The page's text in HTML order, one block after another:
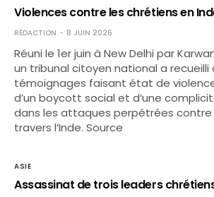
Violences contre les chrétiens en
RÉDACTION 8 JUIN 2026
Réuni le 1er juin à New Delhi par
un tribunal citoyen national a recueilli
témoignages faisant état de
d’un boycott social et d’une
dans les attaques perpétrées contre
travers l’Inde. Source
ASIE
Assassinat de trois leaders